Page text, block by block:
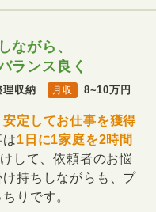
ながら、
ランス良く
理収納 月収 8~10万円
定してお仕事を獲得
1日に1家庭を2時間
して、依頼者のお悩
持ちしながらも、プ
りです。